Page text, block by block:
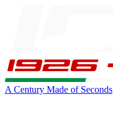
A Century Made of Seconds